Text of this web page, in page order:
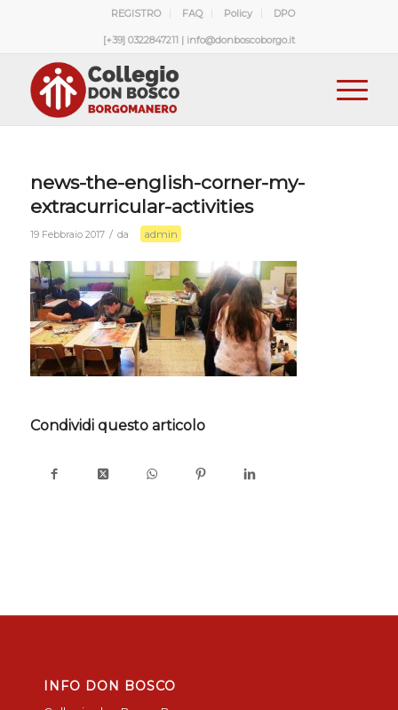
REGISTRO FAQ Policy DPO
[+39] 0322847211 | info@donboscoborgo.it
news-the-english-corner-my-
extracurricular-activities
19 Febbraio 2017 / da admin
Condividi questo articolo
INFO DON BOSCO